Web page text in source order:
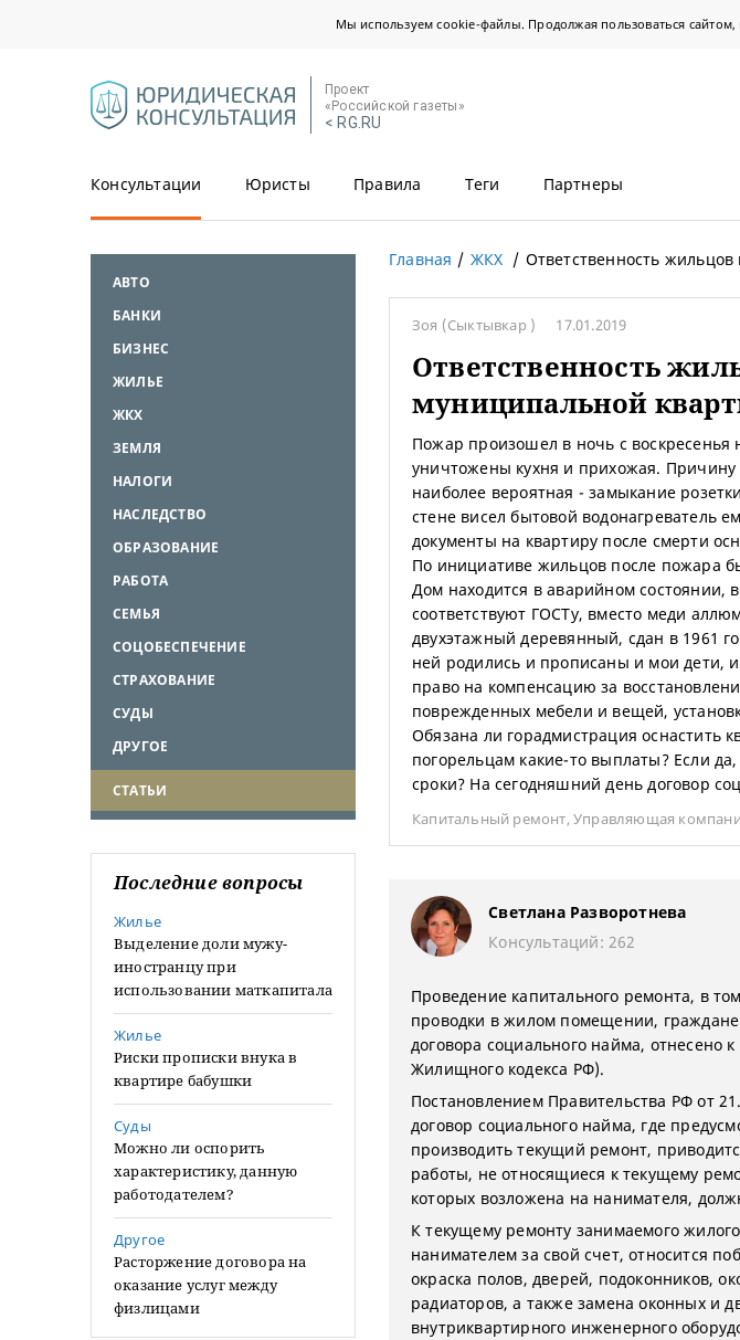
Мы используем cookie-файлы. Продолжая пользоваться
Проект
«Российской газеты»
< RG.RU
Консультации Юристы Правила Теги Партнеры
АВТО
БАНКИ
БИЗНЕС
ЖИЛЬЕ
ЖКХ
ЗЕМЛЯ
НАЛОГИ
НАСЛЕДСТВО
ОБРАЗОВАНИЕ
РАБОТА
СЕМЬЯ
СОЦОБЕСПЕЧЕНИЕ
СТРАХОВАНИЕ
СУДЫ
ДРУГОЕ
СТАТЬИ
Последние вопросы
Жилье
Выделение доли мужу-
иностранцу при
использовании маткапитала
Жилье
Риски прописки внука в
квартире бабушки
Суды
Можно ли оспорить
характеристику, данную
работодателем?
Другое
Расторжение договора на
оказание услуг между
физлицами
Главная ЖКХ Ответственность
Зоя (Сыктывкар ) 17.01.2019
Ответственность
муниципальной
Пожар произошел в ночь с
уничтожены кухня и прихожая. Причину
наиболее вероятная - замыкание
стене висел бытовой водонагреватель
документы на квартиру после смерти
По инициативе жильцов после пожара
Дом находится в аварийном состоянии,
соответствуют ГОСТу, вместо меди
двухэтажный деревянный, сдан в 1961
ней родились и прописаны и мои дети,
право на компенсацию за
поврежденных мебели и вещей,
Обязана ли горадмистрация оснастить
погорельцам какие-то выплаты? Если
сроки? На сегодняшний день договор
Капитальный ремонт,Управляющая
Светлана Разворотнева
Консультаций: 262
Проведение капитального ремонта, в
проводки в жилом помещении,
договора социального найма, отнесено
Жилищного кодекса РФ).
Постановлением Правительства РФ от
договор социального найма, где
производить текущий ремонт,
работы, не относящиеся к текущему
которых возложена на нанимателя,
К текущему ремонту занимаемого
нанимателем за свой счет, относится
окраска полов, дверей, подоконников,
радиаторов, а также замена оконных и
внутриквартирного инженерного